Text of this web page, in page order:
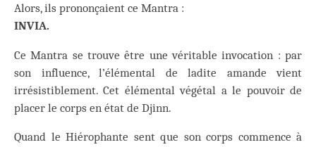
Alors, ils prononçaient ce Mantra :
INVIA.
Ce Mantra se trouve être une véritable invocation : par
son influence, l’élémental de ladite amande vient
irrésistiblement. Cet élémental végétal a le pouvoir de
placer le corps en état de Djinn.
Quand le Hiérophante sent que son corps commence à